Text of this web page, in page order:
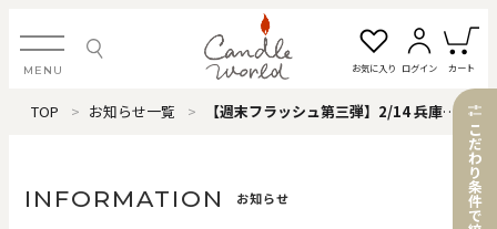
MENU お気に入り ログイン カート
ログイン・新規会員登録
TOP お知らせ一覧 【週末フラッシュ第三弾】2/14 兵庫・神戸「あかりと音楽。」ペア割チケット特別価格
INFORMATION お知らせ
こ
だ
わ
り
条
件
で